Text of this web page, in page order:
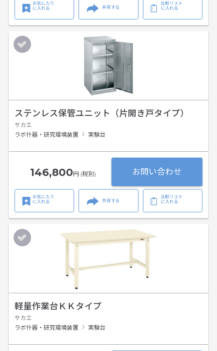
お気に入り
に入れる
共有する
比較リスト
に入れる
ステンレス保管ユニット（片開き戸タイプ）
サカエ
ラボ什器・研究環境装置
実験台
146,800円 (税別) お問い合わせ
お気に入り
に入れる
共有する
比較リスト
に入れる
軽量作業台ＫＫタイプ
サカエ
ラボ什器・研究環境装置
実験台